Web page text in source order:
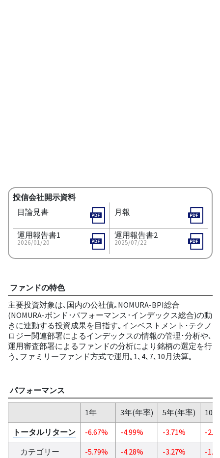
投信会社開示資料
目論見書
月報
運用報告書1
2026/01/20
運用報告書2
2025/07/22
ファンドの特色
主要投資対象は､国内の公社債｡NOMURA-BPI総合
(NOMURA-ボンド･パフォーマンス･インデックス総合)の動
きに連動する投資成果を目指す｡インベストメント･テクノ
ロジー関連部署によるインデックスの情報の管理･分析や､
運用審査部署によるファンドの分析により銘柄の選定を行
う｡ファミリーファンド方式で運用｡1､4､7､10月決算｡
パフォーマンス
1年 3年(年率) 5年(年率)
10
トータルリターン
-6.67% -4.99% -3.71%
-
カテゴリー
-5.79% -4.28% -3.27%
-